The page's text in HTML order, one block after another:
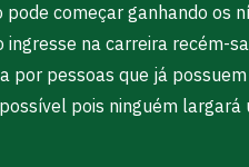
começar ganhando os
na carreira recém-
pessoas que já
pois ninguém